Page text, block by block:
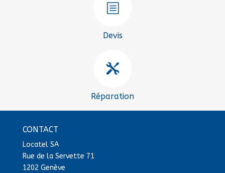
b
Devis

Réparation
CONTACT
Locatel SA
Rue de la Servette 71
1202 Genève